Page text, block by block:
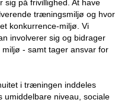
sig på frivillighed. At have
træningsmiljø og hvor
konkurrence-miljø. Vi
involverer sig og bidrager
- samt tager ansvar for
i træningen inddeles
umiddelbare niveau, sociale